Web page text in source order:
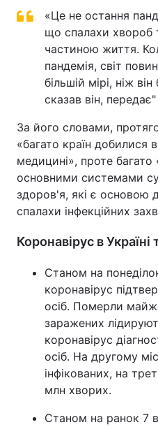
Контакти
Послуги
Тема оформлення
«Це не остання
що спалахи хвороб
частиною життя.
пандемія, світ
більшій мірі, ніж
сказав він, передає"
За його словами,
«багато країн добилися
медицині», проте багато
основними системами
здоров'я, які є основою
спалахи інфекційних
Коронавірус в Україні
Станом на
коронавірус
осіб. Померли
заражених
коронавірус
осіб. На другому
інфікованих, на
млн хворих.
Станом на ранок 7